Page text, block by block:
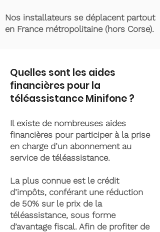
Nos installateurs se déplacent partout
en France métropolitaine (hors Corse).
Quelles sont les aides
financières pour la
téléassistance Minifone ?
Il existe de nombreuses aides
financières pour participer à la prise
en charge d’un abonnement au
service de téléassistance.
La plus connue est le crédit
d’impôts, conférant une réduction
de 50% sur le prix de la
téléassistance, sous forme
d’avantage fiscal. Afin de profiter de